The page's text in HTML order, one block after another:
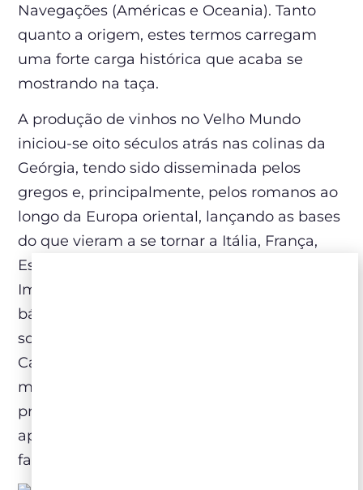
Navegações (Américas e Oceania). Tanto
quanto a origem, estes termos carregam
uma forte carga histórica que acaba se
mostrando na taça.
A produção de vinhos no Velho Mundo
iniciou-se oito séculos atrás nas colinas da
Geórgia, tendo sido disseminada pelos
gregos e, principalmente, pelos romanos ao
longo da Europa oriental, lançando as bases
do que vieram a se tornar a Itália, França,
Espanha, Alemanha etc. Com a queda do
Império Romano houve o avanço dos povos
bárbaros promovendo a criação de novas
sociedades até que, na Idade Média, a Igreja
Católica se tornou uma das instituições
mais importantes da sociedade e
proprietária de grandes espaços de terra,
aproveitando-os para cultivar uvas e para
fazer o vinho da Eucaristia.